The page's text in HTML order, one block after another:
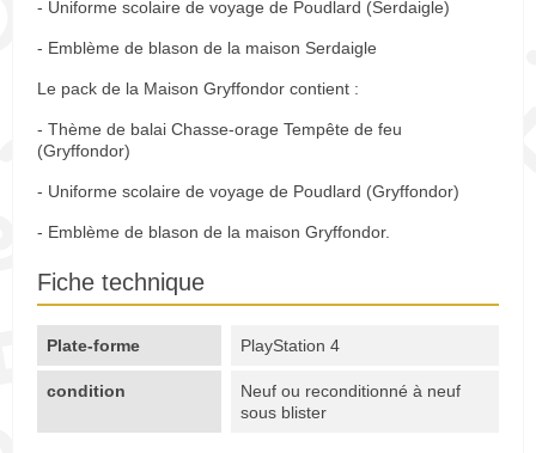
- Uniforme scolaire de voyage de Poudlard (Serdaigle)
- Emblème de blason de la maison Serdaigle
Le pack de la Maison Gryffondor contient :
- Thème de balai Chasse-orage Tempête de feu
(Gryffondor)
- Uniforme scolaire de voyage de Poudlard (Gryffondor)
- Emblème de blason de la maison Gryffondor.
Fiche technique
Plate-forme PlayStation 4
condition
Neuf ou reconditionné à neuf
sous blister